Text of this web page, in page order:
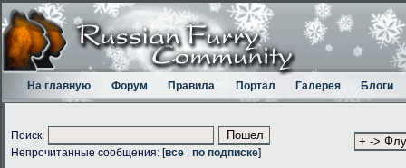
На главную Форум Правила Портал Галерея Блоги
Поиск:
Непрочитанные сообщения: [все по подписке]